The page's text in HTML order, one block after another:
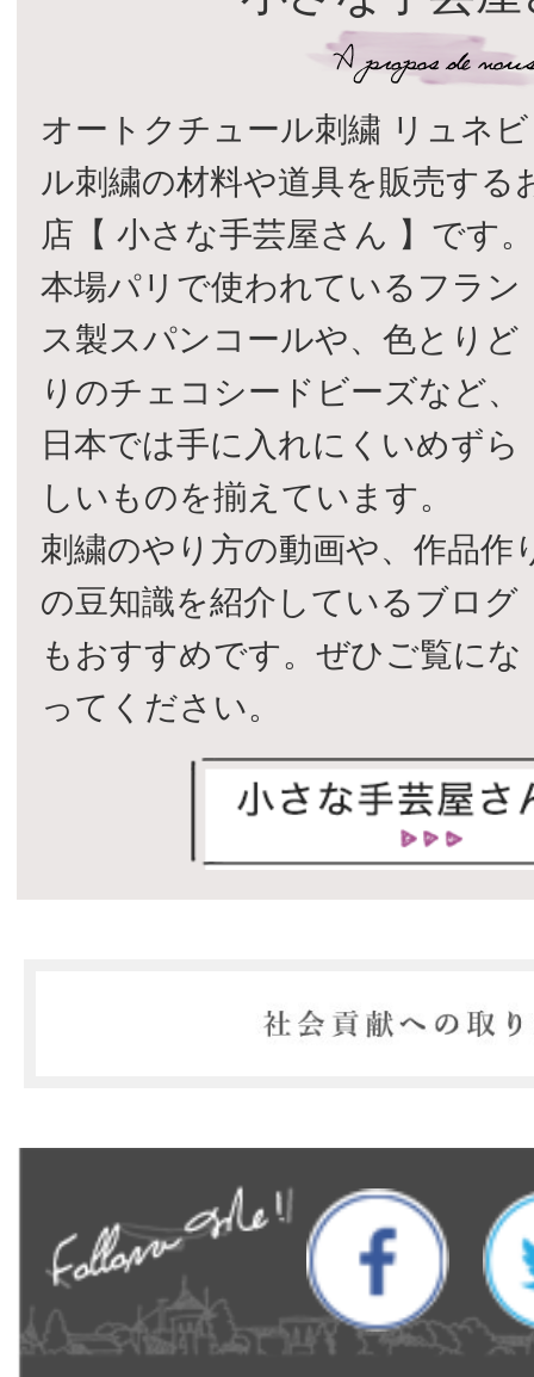
オートクチュール刺繍 リュネビ
ル刺繍の材料や道具を販売する
店【 小さな手芸屋さん 】です。
本場パリで使われているフラン
ス製スパンコールや、色とりど
りのチェコシードビーズなど、
日本では手に入れにくいめずら
しいものを揃えています。
刺繍のやり方の動画や、作品作
の豆知識を紹介しているブログ
もおすすめです。ぜひご覧にな
ってください。